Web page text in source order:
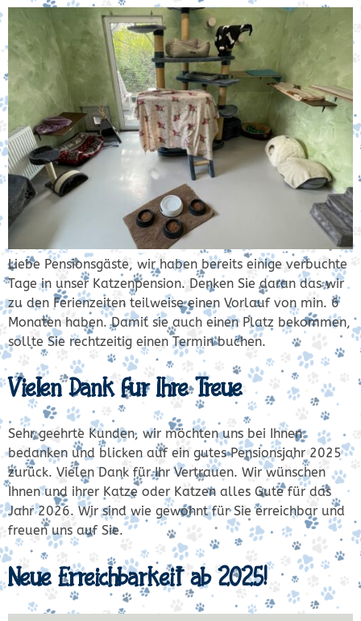
Liebe Pensionsgäste, wir haben bereits einige verbuchte
Tage in unser Katzenpension. Denken Sie daran das wir
zu den Ferienzeiten teilweise einen Vorlauf von min. 6
Monaten haben. Damit sie auch einen Platz bekommen,
sollte Sie rechtzeitig einen Termin buchen.
Vielen Dank für Ihre Treue
Sehr geehrte Kunden, wir möchten uns bei Ihnen
bedanken und blicken auf ein gutes Pensionsjahr 2025
zurück. Vielen Dank für Ihr Vertrauen. Wir wünschen
Ihnen und ihrer Katze oder Katzen alles Gute für das
Jahr 2026. Wir sind wie gewohnt für Sie erreichbar und
freuen uns auf Sie.
Neue Erreichbarkeit ab 2025!